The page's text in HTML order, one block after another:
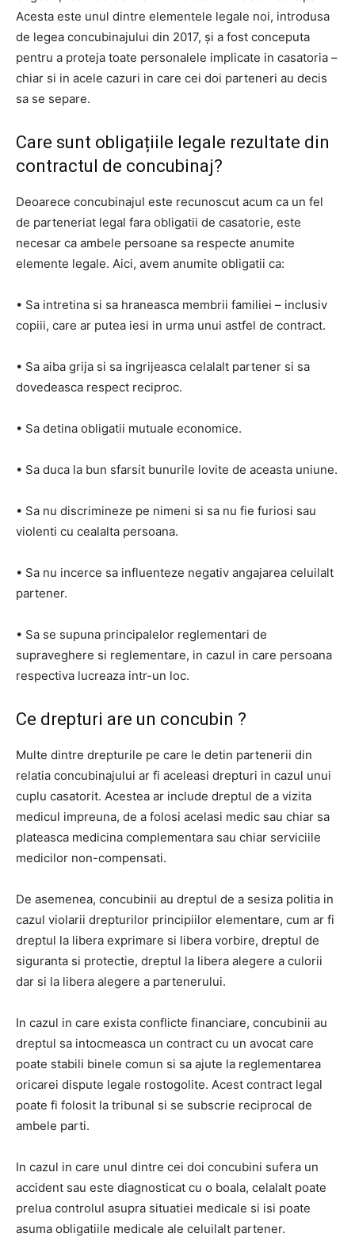
Acesta este unul dintre elementele legale noi, introdusa
de legea concubinajului din 2017, și a fost conceputa
pentru a proteja toate personalele implicate in casatoria –
chiar si in acele cazuri in care cei doi parteneri au decis
sa se separe.
Care sunt obligațiile legale rezultate din
contractul de concubinaj?
Deoarece concubinajul este recunoscut acum ca un fel
de parteneriat legal fara obligatii de casatorie, este
necesar ca ambele persoane sa respecte anumite
elemente legale. Aici, avem anumite obligatii ca:
• Sa intretina si sa hraneasca membrii familiei – inclusiv
copiii, care ar putea iesi in urma unui astfel de contract.
• Sa aiba grija si sa ingrijeasca celalalt partener si sa
dovedeasca respect reciproc.
• Sa detina obligatii mutuale economice.
• Sa duca la bun sfarsit bunurile lovite de aceasta uniune.
• Sa nu discrimineze pe nimeni si sa nu fie furiosi sau
violenti cu cealalta persoana.
• Sa nu incerce sa influenteze negativ angajarea celuilalt
partener.
• Sa se supuna principalelor reglementari de
supraveghere si reglementare, in cazul in care persoana
respectiva lucreaza intr-un loc.
Ce drepturi are un concubin ?
Multe dintre drepturile pe care le detin partenerii din
relatia concubinajului ar fi aceleasi drepturi in cazul unui
cuplu casatorit. Acestea ar include dreptul de a vizita
medicul impreuna, de a folosi acelasi medic sau chiar sa
plateasca medicina complementara sau chiar serviciile
medicilor non-compensati.
De asemenea, concubinii au dreptul de a sesiza politia in
cazul violarii drepturilor principiilor elementare, cum ar fi
dreptul la libera exprimare si libera vorbire, dreptul de
siguranta si protectie, dreptul la libera alegere a culorii
dar si la libera alegere a partenerului.
In cazul in care exista conflicte financiare, concubinii au
dreptul sa intocmeasca un contract cu un avocat care
poate stabili binele comun si sa ajute la reglementarea
oricarei dispute legale rostogolite. Acest contract legal
poate fi folosit la tribunal si se subscrie reciprocal de
ambele parti.
In cazul in care unul dintre cei doi concubini sufera un
accident sau este diagnosticat cu o boala, celalalt poate
prelua controlul asupra situatiei medicale si isi poate
asuma obligatiile medicale ale celuilalt partener.